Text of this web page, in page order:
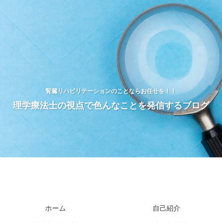
腎臓リハビリテーションのことならお任せを！！
理学療法士の視点で色んなことを発信するブログ
ホーム 自己紹介